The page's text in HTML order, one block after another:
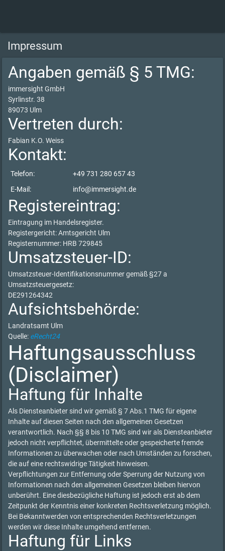
Impressum
Angaben gemäß § 5 TMG:
immersight GmbH
Syrlinstr. 38
89073 Ulm
Vertreten durch:
Fabian K.O. Weiss
Kontakt:
Telefon:
+49 731 280 657 43
E-Mail:
info@immersight.de
Registereintrag:
Eintragung im Handelsregister.
Registergericht: Amtsgericht Ulm
Registernummer: HRB 729845
Umsatzsteuer-ID:
Umsatzsteuer-Identifikationsnummer gemäß §27 a
Umsatzsteuergesetz:
DE291264342
Aufsichtsbehörde:
Landratsamt Ulm
Quelle: eRecht24
Haftungsausschluss
(Disclaimer)
Haftung für Inhalte
Als Diensteanbieter sind wir gemäß § 7 Abs.1 TMG für eigene
Inhalte auf diesen Seiten nach den allgemeinen Gesetzen
verantwortlich. Nach §§ 8 bis 10 TMG sind wir als Diensteanbieter
jedoch nicht verpflichtet, übermittelte oder gespeicherte fremde
Informationen zu überwachen oder nach Umständen zu forschen,
die auf eine rechtswidrige Tätigkeit hinweisen.
Verpflichtungen zur Entfernung oder Sperrung der Nutzung von
Informationen nach den allgemeinen Gesetzen bleiben hiervon
unberührt. Eine diesbezügliche Haftung ist jedoch erst ab dem
Zeitpunkt der Kenntnis einer konkreten Rechtsverletzung möglich.
Bei Bekanntwerden von entsprechenden Rechtsverletzungen
werden wir diese Inhalte umgehend entfernen.
Haftung für Links